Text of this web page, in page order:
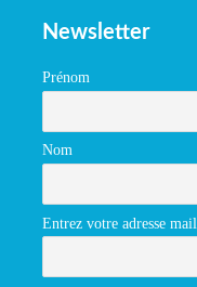
Newsletter
Prénom
Nom
Entrez votre adresse mail